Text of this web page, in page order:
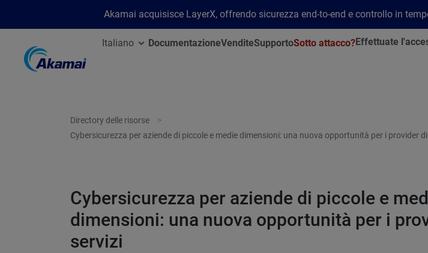
Akamai acquisisce LayerX, offrendo sicurezza end-to-end e controllo in
Italiano DocumentazioneVenditeSupportoSotto attacco?Effettuate
Directory delle risorse
Cybersicurezza per aziende di piccole e medie dimensioni: una nuova opportunità per i provider
Cybersicurezza per aziende di piccole e
dimensioni: una nuova opportunità per i
servizi